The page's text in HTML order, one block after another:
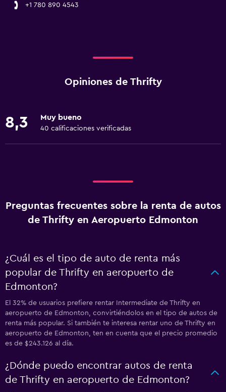
+1 780 890 4543
Opiniones de Thrifty
8,3 Muy bueno
40 calificaciones verificadas
Preguntas frecuentes sobre la renta de autos
de Thrifty en Aeropuerto Edmonton
¿Cuál es el tipo de auto de renta más
popular de Thrifty en aeropuerto de
Edmonton?
El 32% de usuarios prefiere rentar Intermediate de Thrifty en
aeropuerto de Edmonton, convirtiéndolos en el tipo de autos de
renta más popular. Si también te interesa rentar uno de Thrifty en
aeropuerto de Edmonton, ten en cuenta que el precio promedio
es de $243.126 al día.
¿Dónde puedo encontrar autos de renta
de Thrifty en aeropuerto de Edmonton?